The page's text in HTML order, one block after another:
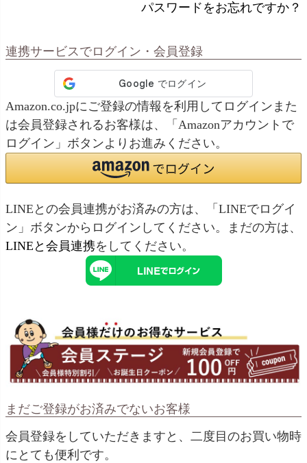
パスワードをお忘れですか？
連携サービスでログイン・会員登録
Amazon.co.jpにご登録の情報を利用してログインまた
は会員登録されるお客様は、「Amazonアカウントで
ログイン」ボタンよりお進みください。
LINEとの会員連携がお済みの方は、「LINEでログイ
ン」ボタンからログインしてください。まだの方は、
LINEと会員連携をしてください。
まだご登録がお済みでないお客様
会員登録をしていただきますと、二度目のお買い物時
にとても便利です。